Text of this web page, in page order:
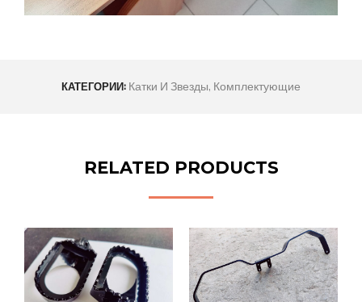
КАТЕГОРИИ: Катки И Звезды, Комплектующие
RELATED PRODUCTS